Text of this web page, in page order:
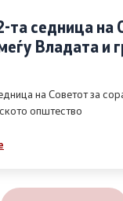
та седница на
Владата и
на Советот за
општество